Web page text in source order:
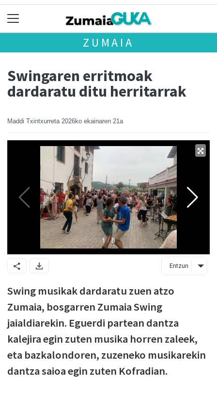
ZUMAIA
Swingaren erritmoak
dardaratu ditu herritarrak
Maddi Txintxurreta 2026ko ekainaren 21a
Entzun
Swing musikak dardaratu zuen atzo
Zumaia, bosgarren Zumaia Swing
jaialdiarekin. Eguerdi partean dantza
kalejira egin zuten musika horren zaleek,
eta bazkalondoren, zuzeneko musikarekin
dantza saioa egin zuten Kofradian.